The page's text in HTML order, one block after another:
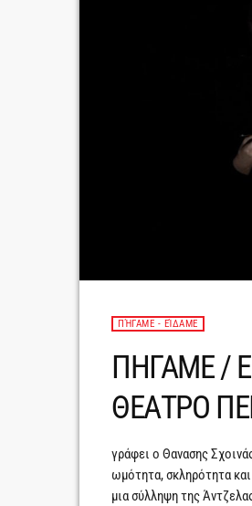
ΠΉΓΑΜΕ - ΕΊΔΑΜΕ
ΠΗΓΑΜΕ /
ΘΕΑΤΡΟ
γράφει ο Θανασης
ωμότητα, σκληρότητα
μια σύλληψη της